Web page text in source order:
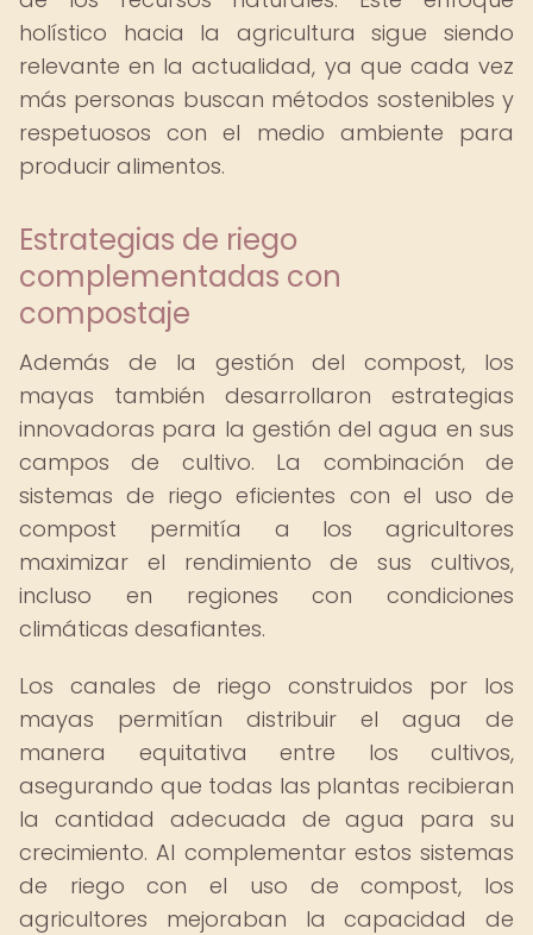
holístico hacia la agricultura sigue siendo
relevante en la actualidad, ya que cada vez
más personas buscan métodos sostenibles y
respetuosos con el medio ambiente para
producir alimentos.
Estrategias de riego
complementadas con
compostaje
Además de la gestión del compost, los
mayas también desarrollaron estrategias
innovadoras para la gestión del agua en sus
campos de cultivo. La combinación de
sistemas de riego eficientes con el uso de
compost permitía a los agricultores
maximizar el rendimiento de sus cultivos,
incluso en regiones con condiciones
climáticas desafiantes.
Los canales de riego construidos por los
mayas permitían distribuir el agua de
manera equitativa entre los cultivos,
asegurando que todas las plantas recibieran
la cantidad adecuada de agua para su
crecimiento. Al complementar estos sistemas
de riego con el uso de compost, los
agricultores mejoraban la capacidad de